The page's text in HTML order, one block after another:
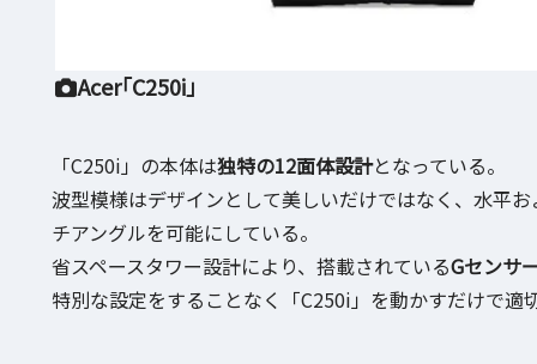
Acer「C250i」
「C250i」の本体は独特の12面体設計となっている。
波型模様はデザインとして美しいだけではなく、水平
チアングルを可能にしている。
省スペースタワー設計により、搭載されているGセンサ
特別な設定をすることなく「C250i」を動かすだけで適